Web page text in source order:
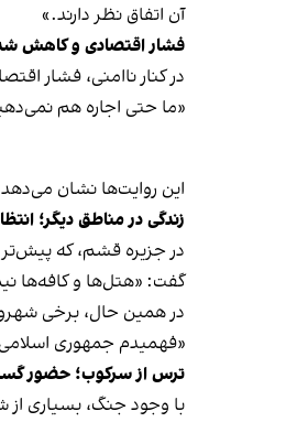
آن اتفاق نظر دارند.»
فشار اقتصادی و کاهش
در کنار ناامنی، فشار
«ما حتی اجاره هم
این روایت‌ها نشان
زندگی در مناطق دیگر؛
در جزیره قشم، که
گفت: «هتل‌ها و کافه‌ها
در همین حال، برخی
«فهمیدم جمهوری
ترس از سرکوب؛ حضور
با وجود جنگ، بسیاری از